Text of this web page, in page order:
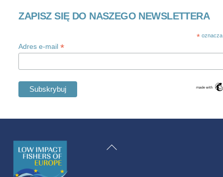
ZAPISZ SIĘ DO NASZEGO NEWSLETTERA
*
Adres e-mail*
Powrót
Swedish